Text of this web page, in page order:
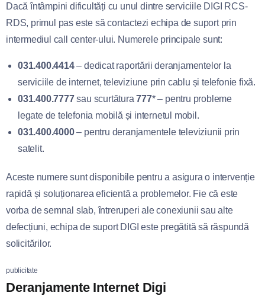
Dacă întâmpini dificultăți cu unul dintre serviciile DIGI RCS-
RDS, primul pas este să contactezi echipa de suport prin
intermediul call center-ului. Numerele principale sunt:
031.400.4414– dedicat raportării deranjamentelor la
serviciile de internet, televiziune prin cablu și telefonie fixă.
031.400.7777sau scurtătura777* – pentru probleme
legate de telefonia mobilă și internetul mobil.
031.400.4000– pentru deranjamentele televiziunii prin
satelit.
Aceste numere sunt disponibile pentru a asigura o intervenție
rapidă și soluționarea eficientă a problemelor. Fie că este
vorba de semnal slab, întreruperi ale conexiunii sau alte
defecțiuni, echipa de suport DIGI este pregătită să răspundă
solicitărilor.
publicitate
Deranjamente Internet Digi